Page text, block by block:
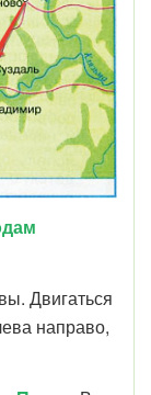
Двигаться
направо,